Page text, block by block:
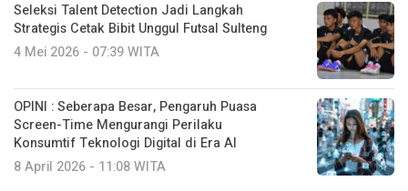
Seleksi Talent Detection Jadi Langkah
Strategis Cetak Bibit Unggul Futsal Sulteng
4 Mei 2026 - 07:39 WITA
OPINI : Seberapa Besar, Pengaruh Puasa
Screen-Time Mengurangi Perilaku
Konsumtif Teknologi Digital di Era AI
8 April 2026 - 11:08 WITA